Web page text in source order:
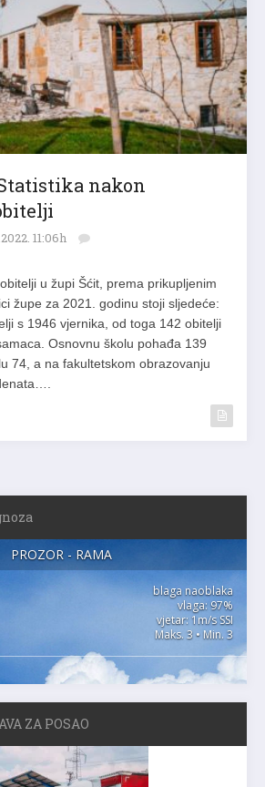
Statistika nakon
11:06h
u župi Šćit, prema prikupljenim
župe za 2021. godinu stoji sljedeće:
s 1946 vjernika, od toga 142 obitelji
Osnovnu školu pohađa 139
74, a na fakultetskom obrazovanju
PROZOR - RAMA
blaga naoblaka
vlaga: 97%
vjetar: 1m/s SSI
Maks. 3 • Min. 3
ZA POSAO